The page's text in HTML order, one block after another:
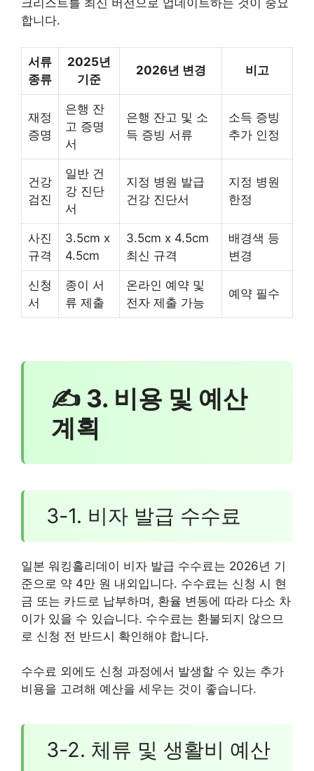
합니다.
서류
종류
2025년
기준
2026년 변경 비고
재정
증명
은행 잔
고 증명
서
은행 잔고 및 소
득 증빙 서류
소득 증빙
추가 인정
건강
검진
일반 건
강 진단
서
지정 병원 발급
건강 진단서
지정 병원
한정
사진
규격
3.5cm x
4.5cm
3.5cm x 4.5cm
최신 규격
배경색 등
변경
신청
서
종이 서
류 제출
온라인 예약 및
전자 제출 가능
예약 필수
✍ 3. 비용 및 예산
계획
3-1. 비자 발급 수수료
일본 워킹홀리데이 비자 발급 수수료는 2026년 기
준으로 약 4만 원 내외입니다. 수수료는 신청 시 현
금 또는 카드로 납부하며, 환율 변동에 따라 다소 차
이가 있을 수 있습니다. 수수료는 환불되지 않으므
로 신청 전 반드시 확인해야 합니다.
수수료 외에도 신청 과정에서 발생할 수 있는 추가
비용을 고려해 예산을 세우는 것이 좋습니다.
3-2. 체류 및 생활비 예산